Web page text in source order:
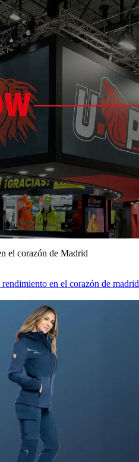
el corazón de Madrid
en el corazón de madrid